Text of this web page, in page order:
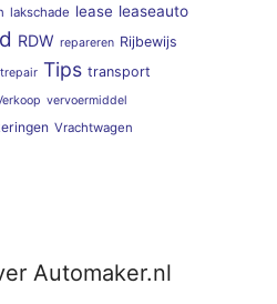
lakschade lease leaseauto
RDW repareren Rijbewijs
Tips transport
vervoermiddel
Vrachtwagen
Automaker.nl